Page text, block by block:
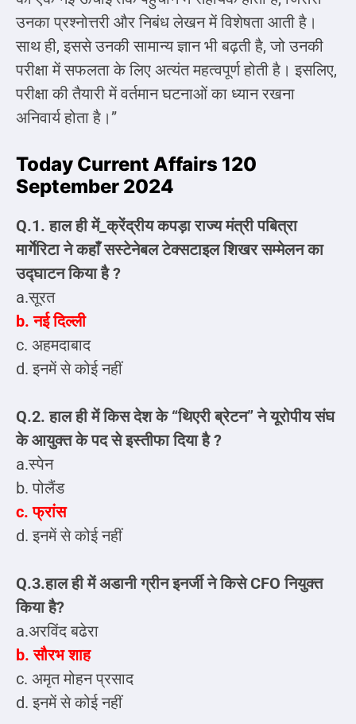
उनका प्रश्नोत्तरी और निबंध लेखन में विशेषता आती है।
साथ ही, इससे उनकी सामान्य ज्ञान भी बढ़ती है, जो उनकी
परीक्षा में सफलता के लिए अत्यंत महत्वपूर्ण होती है। इसलिए,
परीक्षा की तैयारी में वर्तमान घटनाओं का ध्यान रखना
अनिवार्य होता है।”
Today Current Affairs 120
September 2024
Q.1. हाल ही में_क्रेंद्रीय कपड़ा राज्य मंत्री पबित्रा
मार्गेरिटा ने कहाँ सस्टेनेबल टेक्सटाइल शिखर सम्मेलन का
उद्घाटन किया है ?
a.सूरत
b. नई दिल्‍ली
c. अहमदाबाद
d. इनमें से कोई नहीं
Q.2. हाल ही में किस देश के “थिएरी ब्रेटन” ने यूरोपीय संघ
के आयुक्त के पद से इस्तीफा दिया है ?
a.स्पेन
b. पोलैंड
c. फ्रांस
d. इनमें से कोई नहीं
Q.3.हाल ही में अडानी ग्रीन इनर्जी ने किसे CFO नियुक्त
किया है?
a.अरविंद बढेरा
b. सौरभ शाह
c. अमृत मोहन प्रसाद
d. इनमें से कोई नहीं